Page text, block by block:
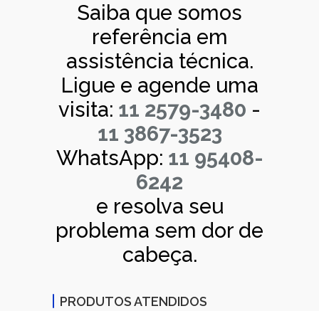
Saiba que somos
referência em
assistência técnica.
Ligue e agende uma
visita: 11 2579-3480 -
11 3867-3523
WhatsApp: 11 95408-
6242
e resolva seu
problema sem dor de
cabeça.
PRODUTOS ATENDIDOS